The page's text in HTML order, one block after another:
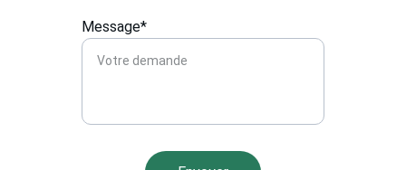
Message*